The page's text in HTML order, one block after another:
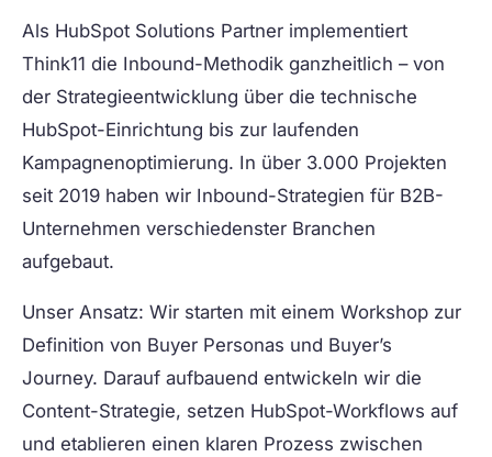
Als HubSpot Solutions Partner implementiert
Think11 die Inbound-Methodik ganzheitlich – von
der Strategieentwicklung über die technische
HubSpot-Einrichtung bis zur laufenden
Kampagnenoptimierung. In über 3.000 Projekten
seit 2019 haben wir Inbound-Strategien für B2B-
Unternehmen verschiedenster Branchen
aufgebaut.
Unser Ansatz: Wir starten mit einem Workshop zur
Definition von Buyer Personas und Buyer’s
Journey. Darauf aufbauend entwickeln wir die
Content-Strategie, setzen HubSpot-Workflows auf
und etablieren einen klaren Prozess zwischen